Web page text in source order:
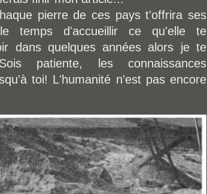
pierre de ces pays t'offrira ses
temps d'accueillir ce qu'elle te
dans quelques années alors je te
patiente, les connaissances
toi! L'humanité n'est pas encore